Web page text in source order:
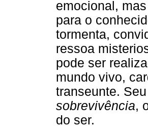
emocional,
para o
tormenta,
ressoa
pode ser
mundo vivo,
transeunte.
sobrevivência,
do ser.